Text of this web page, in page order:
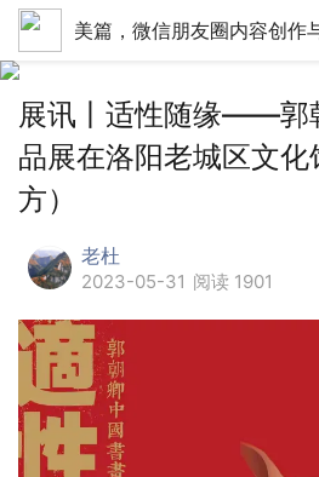
美篇，微信朋友圈内容创作
展讯丨适性随缘——郭
品展在洛阳老城区文
方）
老杜
2023-05-31 阅读 1901